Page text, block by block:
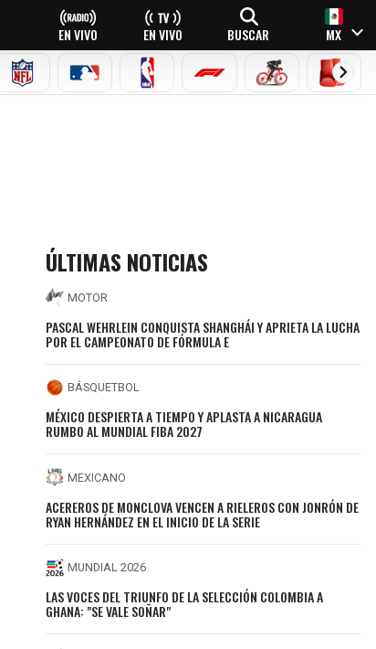
EN VIVO EN VIVO BUSCAR MX
NFL MLB NBA FÓRMULA 1CICLISMOBOXEO
ÚLTIMAS NOTICIAS
MOTOR
PASCAL WEHRLEIN CONQUISTA SHANGHÁI Y APRIETA LA LUCHA
POR EL CAMPEONATO DE FÓRMULA E
BÁSQUETBOL
MÉXICO DESPIERTA A TIEMPO Y APLASTA A NICARAGUA
RUMBO AL MUNDIAL FIBA 2027
MEXICANO
ACEREROS DE MONCLOVA VENCEN A RIELEROS CON JONRÓN DE
RYAN HERNÁNDEZ EN EL INICIO DE LA SERIE
MUNDIAL 2026
LAS VOCES DEL TRIUNFO DE LA SELECCIÓN COLOMBIA A
GHANA: "SE VALE SOÑAR"